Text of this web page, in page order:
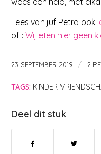
Lees van juf Petra ook:
of :Wij eten hier geen
23 SEPTEMBER 2019 / 2
TAGS: KINDER
Deel dit stuk